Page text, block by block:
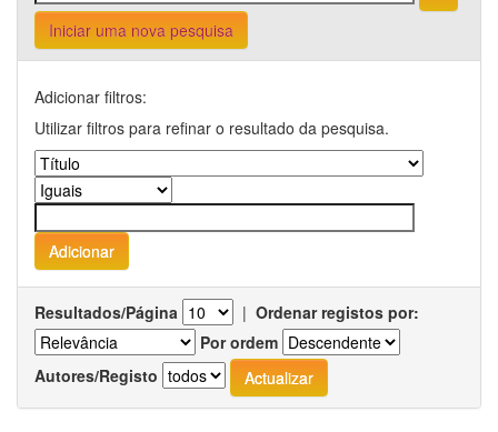
Iniciar uma nova pesquisa
Adicionar filtros:
Utilizar filtros para refinar o resultado da pesquisa.
Resultados/Página | Ordenar registos por:
Por ordem
Autores/Registo